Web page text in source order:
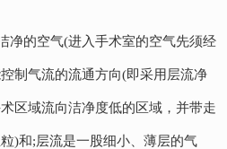
净的空气(进入手术室的空气先须经
制气流的流通方向(即采用层流净
区域流向洁净度低的区域，并带走
)和;层流是一股细小、薄层的气